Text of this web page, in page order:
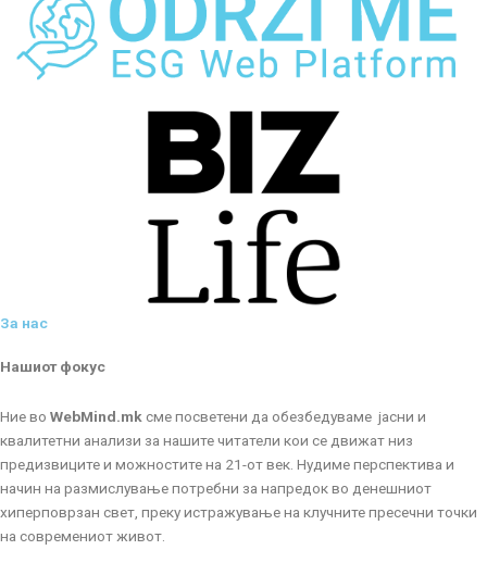
За нас
Нашиот фокус
Ние во WebMind.mkсме посветени да обезбедуваме јасни и
квалитетни анализи за нашите читатели кои се движат низ
предизвиците и можностите на 21-от век. Нудиме перспектива и
начин на размислување потребни за напредок во денешниот
хиперповрзан свет, преку истражување на клучните пресечни точки
на современиот живот.